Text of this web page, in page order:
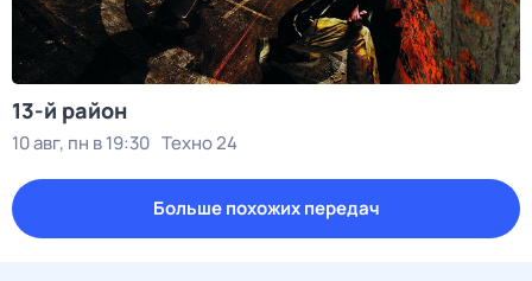
13-й район
10 авг, пн в 19:30 Техно 24
Больше похожих передач